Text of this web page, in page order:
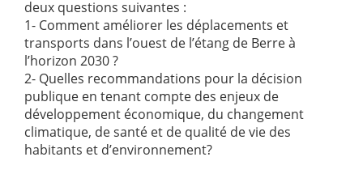
deux questions suivantes :
1- Comment améliorer les déplacements et
transports dans l’ouest de l’étang de Berre à
l’horizon 2030 ?
2- Quelles recommandations pour la décision
publique en tenant compte des enjeux de
développement économique, du changement
climatique, de santé et de qualité de vie des
habitants et d’environnement?